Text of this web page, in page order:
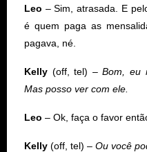
Leo – Sim, atrasada. E
é quem paga as
pagava, né.
Kelly (off, tel) –Bom, eu
Mas posso ver com ele.
Leo – Ok, faça o favor
Kelly (off, tel) – Ou você